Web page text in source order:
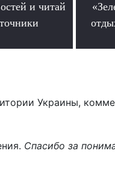
и читай
Украины,
Спасибо за